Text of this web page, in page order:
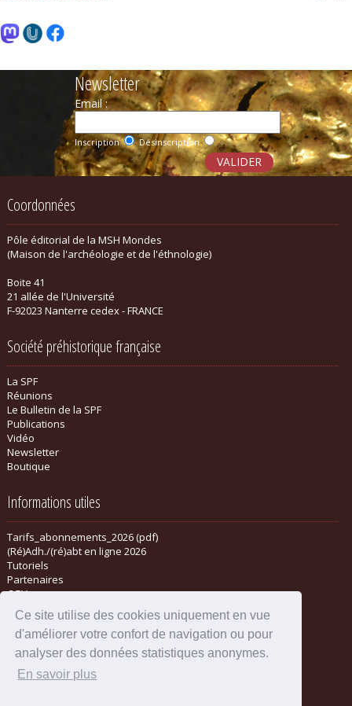
Ce site utilise des cookies uniquement en vue
d'améliorer votre confort de navigation ou pour
analyser des données statistiques anonymes.
En savoir plus
Newsletter
Email :
Inscription Désinscription
Coordonnées
Pôle éditorial de la MSH Mondes
(Maison de l'archéologie et de l'éthnologie)
Boite 41
21 allée de l'Université
F-92023 Nanterre cedex - FRANCE
Société préhistorique française
La SPF
Réunions
Le Bulletin de la SPF
Publications
Vidéo
Newsletter
Boutique
Informations utiles
Tarifs_abonnements_2026 (pdf)
(Ré)Adh./(ré)abt en ligne 2026
Tutoriels
Partenaires
CGV